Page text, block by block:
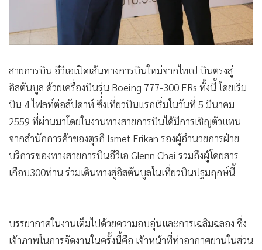
เศรษฐกิจ-ธุรกิจ
• ชุมชน-คุณภาพชีวิต
•
Motoring
•
• วิทยาศาสตร์
• SMEs
• หุ้น
• อินโดจีน
• Factcheck
• ญี่ปุ่น
สายการบิน อีวีเอเปิดเส้นทางการบินใหม่จากไทเป บินตรงสู่
อิสตันบูล ด้วยเครื่องบินรุ่น Boeing 777-300 ERs ทั้งนี้ โดยเริ่ม
บิน 4 ไฟลท์ต่อสัปดาห์ ซึ่งเที่ยวบินแรกเริ่มในวันที่ 5 มีนาคม
2559 ที่ผ่านมาโดยในงานทางสายการบินได้มีการเชิญตัวแทน
จากสำนักการค้าของตุรกี Ismet Erikan รองผู้อำนวยการฝ่าย
บริการของทางสายการบินอีวีเอ Glenn Chai รวมถึงผู้โดยสาร
เกือบ300ท่าน ร่วมเดินทางสู่อิสตันบูลในเที่ยวบินปฐมฤกษ์นี้
บรรยากาศในงานเต็มไปด้วยความอบอุ่นและการเฉลิมฉลอง ซึ่ง
เจ้าภาพในการจัดงานในครั้งนี้คือ เจ้าหน้าที่ท่าอากาศยานในส่วน